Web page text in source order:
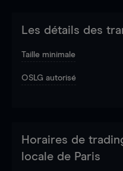
Les détails des
Taille minimale
OSLG autorisé
Horaires de
locale de Paris